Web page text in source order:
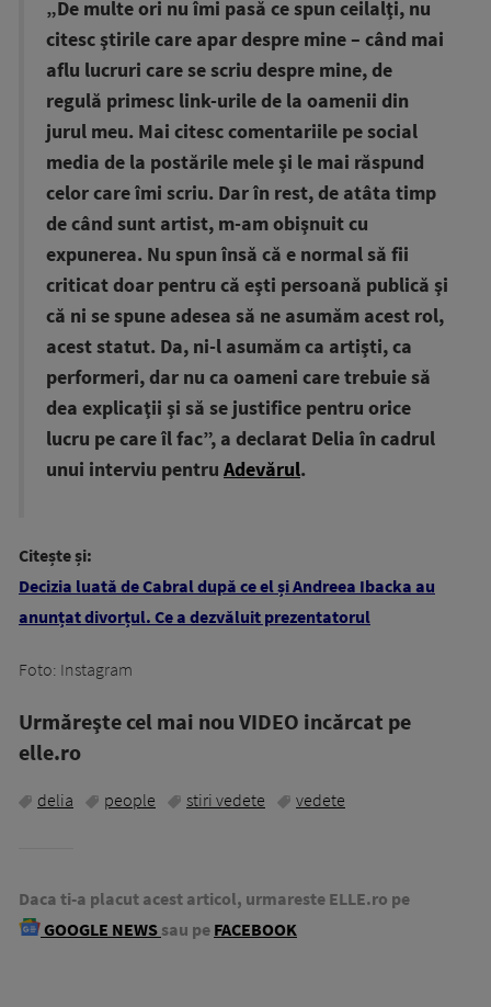
„De multe ori nu îmi pasă ce spun ceilalţi, nu
citesc ştirile care apar despre mine – când mai
aflu lucruri care se scriu despre mine, de
regulă primesc link-urile de la oamenii din
jurul meu. Mai citesc comentariile pe social
media de la postările mele şi le mai răspund
celor care îmi scriu. Dar în rest, de atâta timp
de când sunt artist, m-am obişnuit cu
expunerea. Nu spun însă că e normal să fii
criticat doar pentru că eşti persoană publică şi
că ni se spune adesea să ne asumăm acest rol,
acest statut. Da, ni-l asumăm ca artişti, ca
performeri, dar nu ca oameni care trebuie să
dea explicaţii şi să se justifice pentru orice
lucru pe care îl fac”, a declarat Delia în cadrul
unui interviu pentru Adevărul.
Citește și:
Decizia luată de Cabral după ce el și Andreea Ibacka au
anunțat divorțul. Ce a dezvăluit prezentatorul
Foto: Instagram
Urmăreşte cel mai nou VIDEO incărcat pe
elle.ro
delia people stiri vedete vedete
Daca ti-a placut acest articol, urmareste ELLE.ro pe
GOOGLE NEWS sau pe FACEBOOK